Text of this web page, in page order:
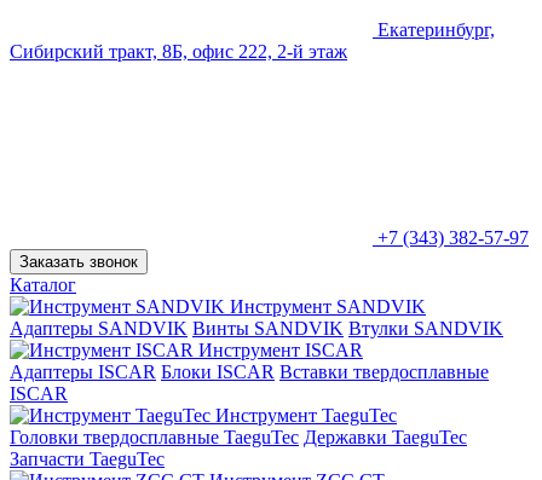
Екатеринбург,
Сибирский тракт, 8Б, офис 222, 2-й этаж
+7 (343) 382-57-97
Заказать звонок
Каталог
Инструмент SANDVIK
Адаптеры SANDVIK Винты SANDVIK Втулки SANDVIK
Инструмент ISCAR
Адаптеры ISCAR Блоки ISCAR Вставки твердосплавные
ISCAR
Инструмент TaeguTec
Головки твердосплавные TaeguTec Державки TaeguTec
Запчасти TaeguTec